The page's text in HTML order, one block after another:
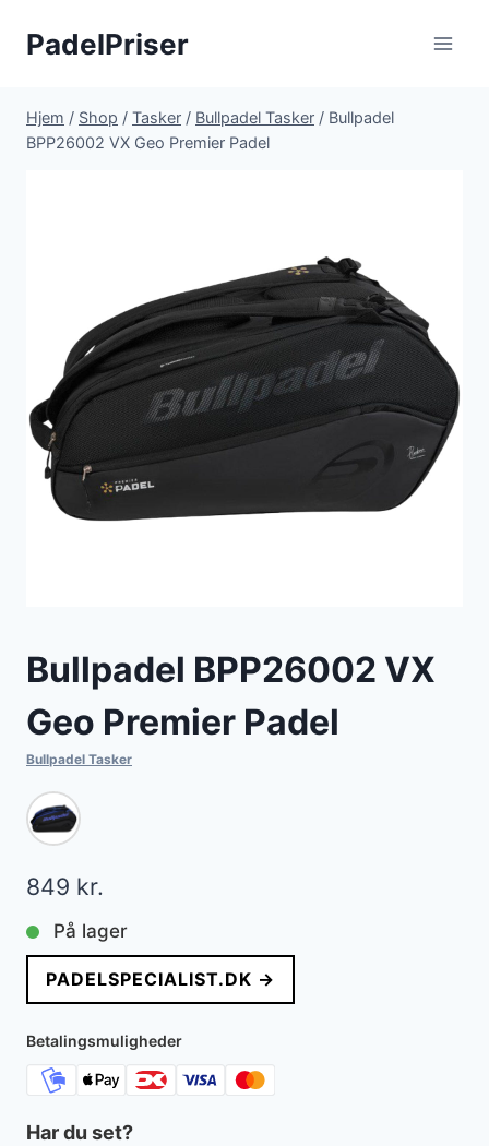
PadelPriser
Hjem / Shop / Tasker / Bullpadel Tasker / Bullpadel
BPP26002 VX Geo Premier Padel
Bullpadel BPP26002 VX
Geo Premier Padel
Bullpadel Tasker
849 kr.
På lager
PADELSPECIALIST.DK →
Betalingsmuligheder
Har du set?